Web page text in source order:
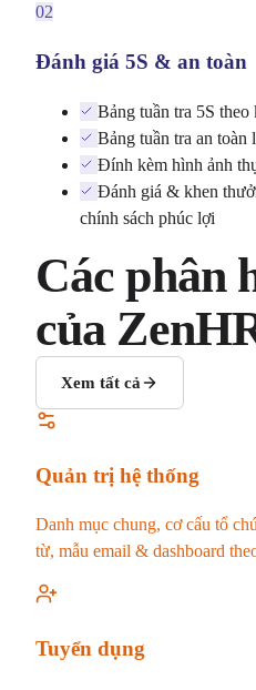
02
Đánh giá 5S & an toàn
Bảng tuần tra 5S
Bảng tuần tra an toàn
Đính kèm hình ảnh
Đánh giá & khen
chính sách phúc lợi
Các phân
của
Xem tất cả
Quản trị hệ thống
Danh mục chung, cơ cấu tổ
từ, mẫu email & dashboard
Tuyển dụng